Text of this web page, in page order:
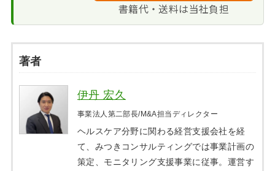
書籍代・送料は当社負担
著者
伊丹 宏久
事業法人第二部長/M&A担当ディレクター
ヘルスケア分野に関わる経営支援会社を経
て、みつきコンサルティングでは事業計画の
策定、モニタリング支援事業に従事。運営す